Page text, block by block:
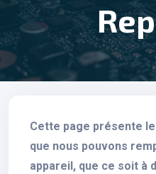
Cette page présente
que nous pouvons
appareil, que ce soit à